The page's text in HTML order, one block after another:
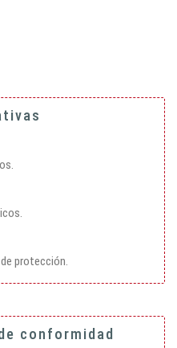
protección.
conformidad